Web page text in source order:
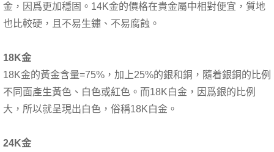
金，因爲更加穩固。14K金的價格在貴金屬中相對便宜，質地
也比較硬，且不易生鏽、不易腐蝕。
18K金
18K金的黃金含量=75%，加上25%的銀和銅，隨着銀銅的比例
不同面產生黃色、白色或紅色。而18K白金，因爲銀的比例
大，所以就呈現出白色，俗稱18K白金。
24K金